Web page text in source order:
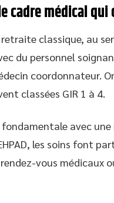
cadre médical
classique, au
du personnel
coordonnateur.
classées GIR 1 à 4.
avec une
les soins font
vous médicaux